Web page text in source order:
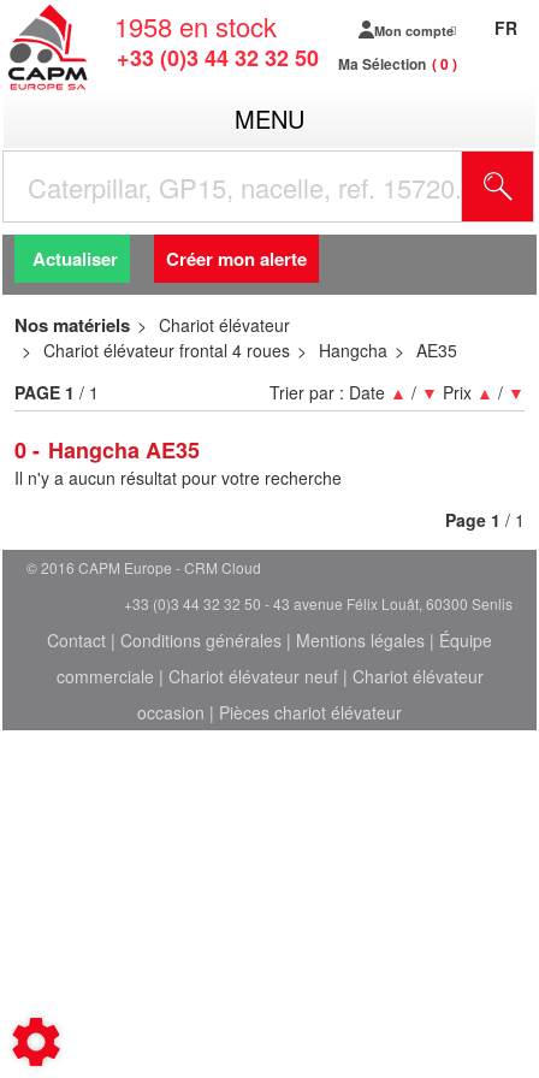
1958 en stock
+33 (0)3 44 32 32 50
Mon compte
Ma Sélection 0
FR
MENU
Actualiser Créer mon alerte
Nos matériels
Chariot élévateur
Chariot élévateur frontal 4 roues
Hangcha AE35
0 Hangcha AE35
Trier par : Date ▲ / ▼ Prix ▲ / ▼
PAGE 1 / 1
Il n'y a aucun résultat pour votre recherche
Page 1 / 1
© 2016 CAPM Europe
CRM Cloud
+33 (0)3 44 32 32 50 - 43 avenue Félix Louât, 60300 Senlis
Contact | Conditions générales | Mentions légales | Équipe
commerciale | Chariot élévateur neuf| Chariot élévateur
occasion | Pièces chariot élévateur